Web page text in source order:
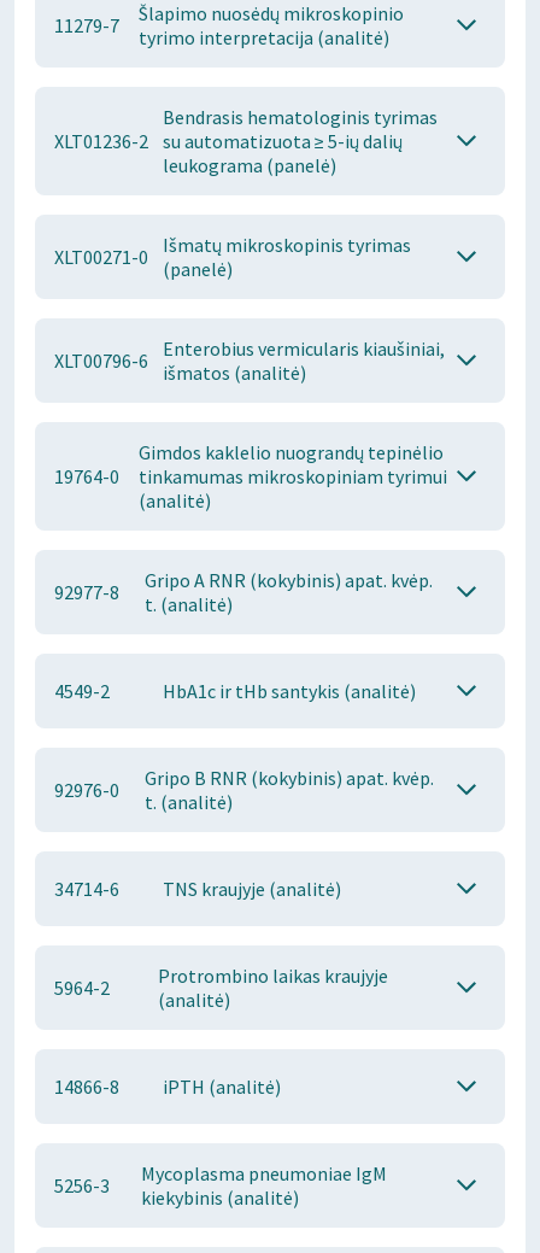
11279-7
Šlapimo nuosėdų mikroskopinio
tyrimo interpretacija (analitė)
XLT01236-2
Bendrasis hematologinis tyrimas
su automatizuota ≥ 5-ių dalių
leukograma (panelė)
XLT00271-0
Išmatų mikroskopinis tyrimas
(panelė)
XLT00796-6
Enterobius vermicularis kiaušiniai,
išmatos (analitė)
19764-0
Gimdos kaklelio nuograndų tepinėlio
tinkamumas mikroskopiniam tyrimui
(analitė)
92977-8
Gripo A RNR (kokybinis) apat. kvėp.
t. (analitė)
4549-2 HbA1c ir tHb santykis (analitė)
92976-0
Gripo B RNR (kokybinis) apat. kvėp.
t. (analitė)
34714-6 TNS kraujyje (analitė)
5964-2
Protrombino laikas kraujyje
(analitė)
14866-8 iPTH (analitė)
5256-3
Mycoplasma pneumoniae IgM
kiekybinis (analitė)